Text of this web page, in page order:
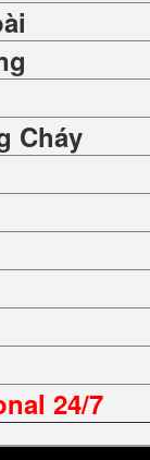
Cháy
24/7